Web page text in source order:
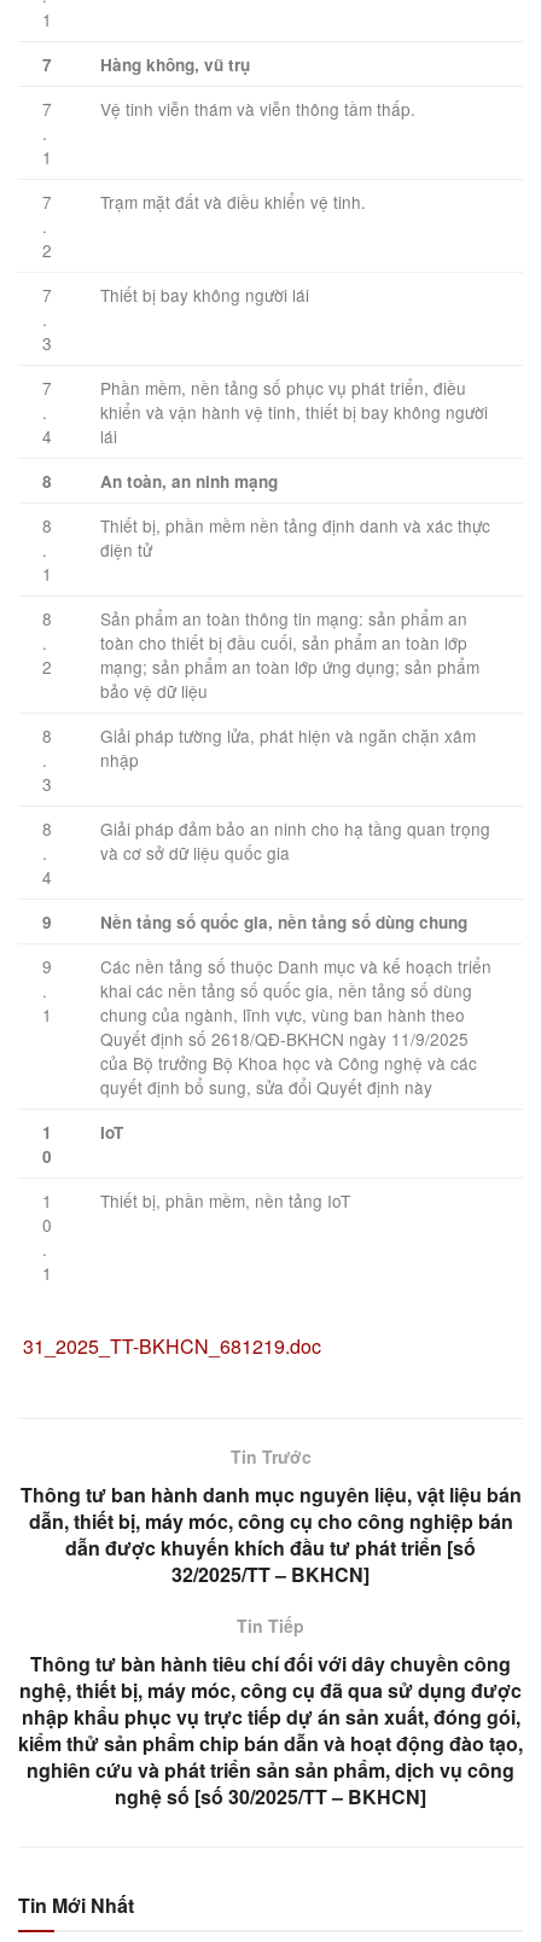
1
7 Hàng không, vũ trụ
7
.
1
Vệ tinh viễn thám và viễn thông tầm thấp.
7
.
2
Trạm mặt đất và điều khiển vệ tinh.
7
.
3
Thiết bị bay không người lái
7
.
4
Phần mềm, nền tảng số phục vụ phát triển, điều
khiển và vận hành vệ tinh, thiết bị bay không người
lái
8 An toàn, an ninh mạng
8
.
1
Thiết bị, phần mềm nền tảng định danh và xác thực
điện tử
8
.
2
Sản phẩm an toàn thông tin mạng: sản phẩm an
toàn cho thiết bị đầu cuối, sản phẩm an toàn lớp
mạng; sản phẩm an toàn lớp ứng dụng; sản phẩm
bảo vệ dữ liệu
8
.
3
Giải pháp tường lửa, phát hiện và ngăn chặn xâm
nhập
8
.
4
Giải pháp đảm bảo an ninh cho hạ tầng quan trọng
và cơ sở dữ liệu quốc gia
9 Nền tảng số quốc gia, nền tảng số dùng chung
9
.
1
Các nền tảng số thuộc Danh mục và kế hoạch triển
khai các nền tảng số quốc gia, nền tảng số dùng
chung của ngành, lĩnh vực, vùng ban hành theo
Quyết định số 2618/QĐ-BKHCN ngày 11/9/2025
của Bộ trưởng Bộ Khoa học và Công nghệ và các
quyết định bổ sung, sửa đổi Quyết định này
1
0
IoT
1
0
.
1
Thiết bị, phần mềm, nền tảng IoT
31_2025_TT-BKHCN_681219.doc
Tin Trước
Thông tư ban hành danh mục nguyên liệu, vật liệu bán
dẫn, thiết bị, máy móc, công cụ cho công nghiệp bán
dẫn được khuyến khích đầu tư phát triển [số
32/2025/TT – BKHCN]
Tin Tiếp
Thông tư bàn hành tiêu chí đối với dây chuyền công
nghệ, thiết bị, máy móc, công cụ đã qua sử dụng được
nhập khẩu phục vụ trực tiếp dự án sản xuất, đóng gói,
kiểm thử sản phẩm chip bán dẫn và hoạt động đào tạo,
nghiên cứu và phát triển sản sản phẩm, dịch vụ công
nghệ số [số 30/2025/TT – BKHCN]
Tin Mới Nhất